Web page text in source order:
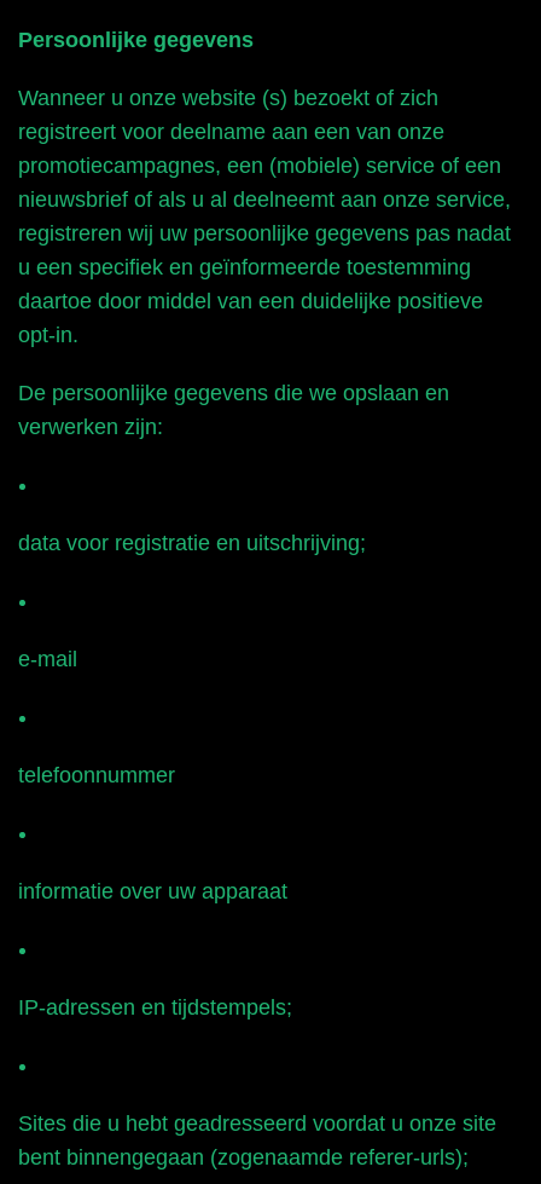
Persoonlijke gegevens
Wanneer u onze website (s) bezoekt of zich
registreert voor deelname aan een van onze
promotiecampagnes, een (mobiele) service of een
nieuwsbrief of als u al deelneemt aan onze service,
registreren wij uw persoonlijke gegevens pas nadat
u een specifiek en geïnformeerde toestemming
daartoe door middel van een duidelijke positieve
opt-in.
De persoonlijke gegevens die we opslaan en
verwerken zijn:
data voor registratie en uitschrijving;
e-mail
telefoonnummer
informatie over uw apparaat
IP-adressen en tijdstempels;
Sites die u hebt geadresseerd voordat u onze site
bent binnengegaan (zogenaamde referer-urls);